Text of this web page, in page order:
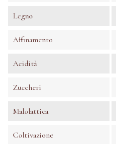
Legno
Affinamento
Acidità
Zuccheri
Malolattica
Coltivazione